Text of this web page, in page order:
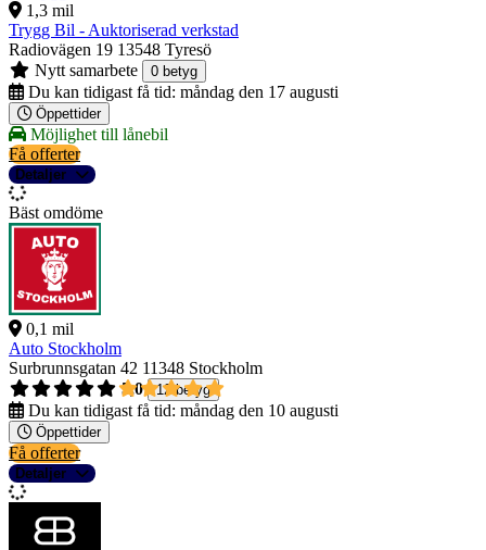
1,3 mil
Trygg Bil - Auktoriserad verkstad
Radiovägen 19 13548 Tyresö
Nytt samarbete
0 betyg
Du kan tidigast få tid: måndag den 17 augusti
Öppettider
Möjlighet till lånebil
Få offerter
Detaljer
Bäst omdöme
0,1 mil
Auto Stockholm
Surbrunnsgatan 42 11348 Stockholm
5,0
12 betyg
Du kan tidigast få tid: måndag den 10 augusti
Öppettider
Få offerter
Detaljer